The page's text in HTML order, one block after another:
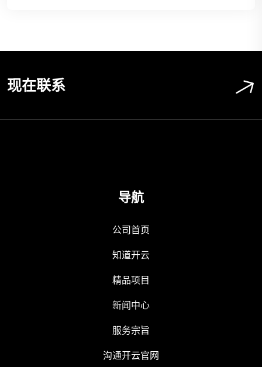
现在联系
导航
公司首页
知道开云
精品项目
新闻中心
服务宗旨
沟通开云官网